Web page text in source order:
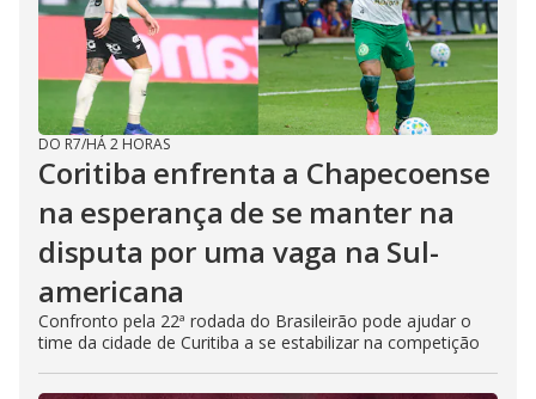
DO R7/HÁ 2 HORAS
Coritiba enfrenta a Chapecoense
na esperança de se manter na
disputa por uma vaga na Sul-
americana
Confronto pela 22ª rodada do Brasileirão pode ajudar o
time da cidade de Curitiba a se estabilizar na competição